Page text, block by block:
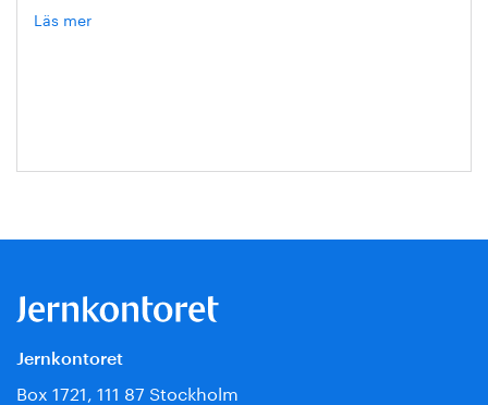
Läs mer
Jernkontoret
Box 1721, 111 87 Stockholm